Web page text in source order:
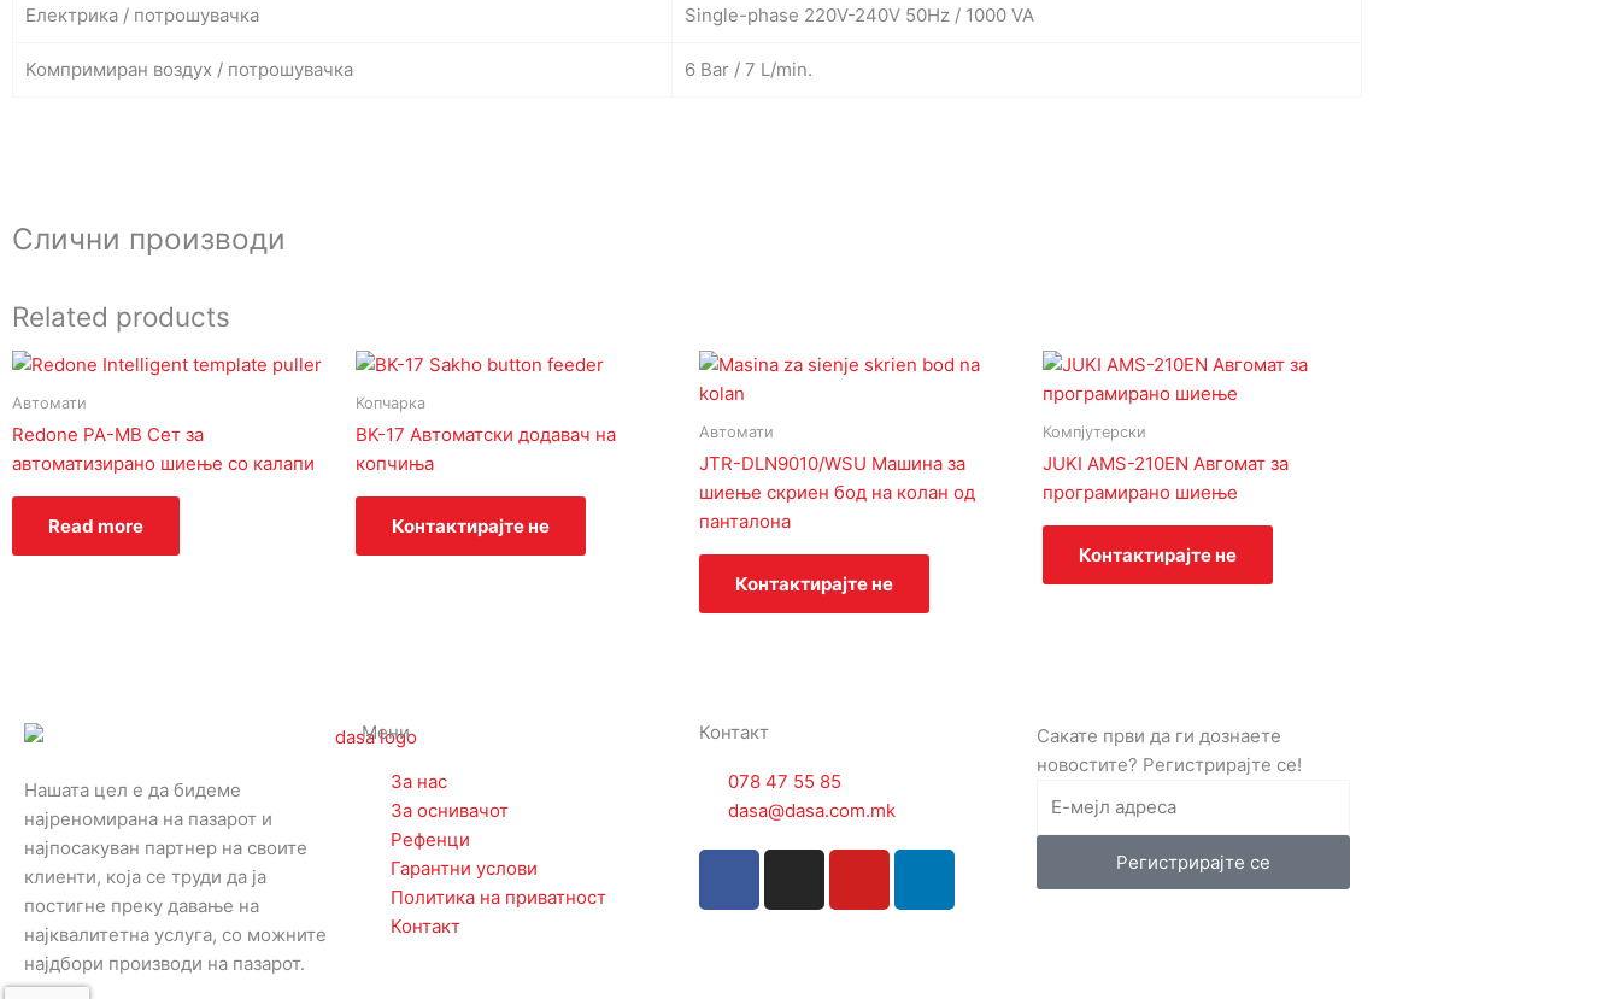
Електрика / потрошувачка Single-phase 220V-240V 50Hz / 1000 VA
Компримиран воздух / потрошувачка 6 Bar / 7 L/min.
Слични производи
Related products
Автомати
Redone PA-MB Сет за
автоматизирано шиење со калапи
Read more
Копчарка
BK-17 Автоматски додавач на
копчиња
Контактирајте не
Автомати
JTR-DLN9010/WSU Машина за
шиење скриен бод на колан од
панталона
Контактирајте не
Компјутерски
JUKI AMS-210EN Авгомат за
програмирано шиење
Контактирајте не
Нашата цел е да бидеме
најреномирана на пазарот и
најпосакуван партнер на своите
клиенти, која се труди да ја
постигне преку давање на
најквалитетна услуга, со можните
најдбори производи на пазарот.
Мени
За нас
За оснивачот
Рефенци
Гарантни услови
Политика на приватност
Контакт
Контакт
078 47 55 85
dasa@dasa.com.mk
Сакате први да ги дознаете
новостите? Регистрирајте се!
Регистрирајте се